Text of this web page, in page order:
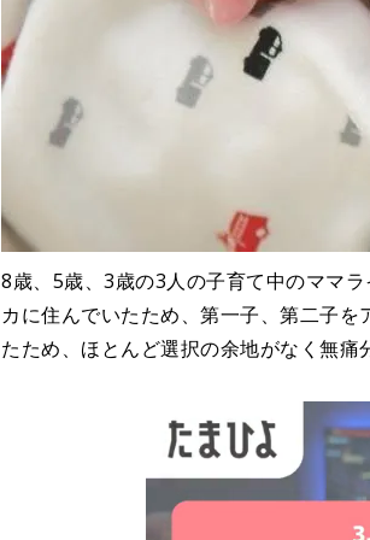
8歳、5歳、3歳の3人の子育て中のママ
カに住んでいたため、第一子、第二子
たため、ほとんど選択の余地がなく無